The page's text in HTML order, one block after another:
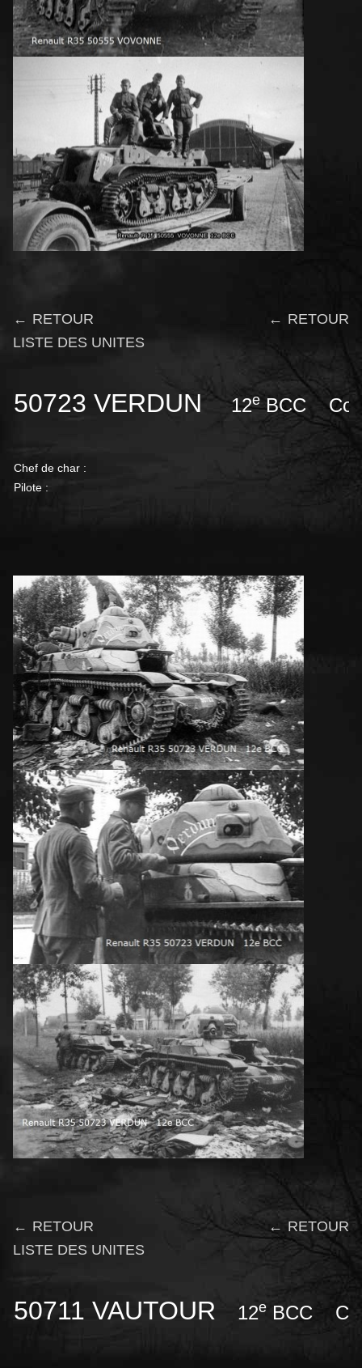
← RETOUR
← RETOUR
LISTE DES UNITES
50723 VERDUN12eBCC
Chef de char :
Pilote :
← RETOUR
← RETOUR
LISTE DES UNITES
50711 VAUTOUR 12e BCC